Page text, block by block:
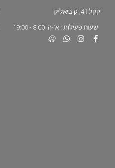
קקל 41, ק.ביאליק
שעות פעילות : א'-ה' 8:00 - 19:00